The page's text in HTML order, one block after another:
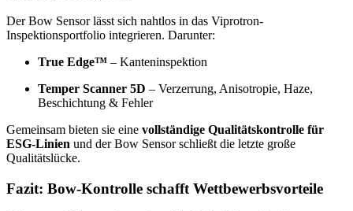
Der Bow Sensor lässt sich nahtlos in das Viprotron-
Inspektionsportfolio integrieren. Darunter:
True Edge™ – Kanteninspektion
Temper Scanner 5D – Verzerrung, Anisotropie, Haze,
Beschichtung & Fehler
Gemeinsam bieten sie eine vollständige Qualitätskontrolle für
ESG-Linien und der Bow Sensor schließt die letzte große
Qualitätslücke.
Fazit: Bow-Kontrolle schafft Wettbewerbsvorteile